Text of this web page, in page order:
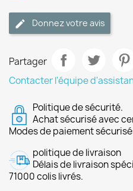
Donnez votre avis
Partager
Contacter l'équipe
Politique de sécurité.
Achat sécurisé avec
Modes de paiement
politique de livraison
Délais de livraison
71000 colis livrés.